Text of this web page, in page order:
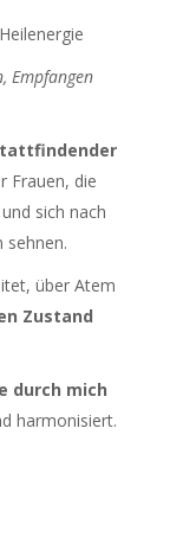
Empfangen
Frauen, die
und sich nach
sehnen.
über Atem
Zustand
durch mich
harmonisiert.